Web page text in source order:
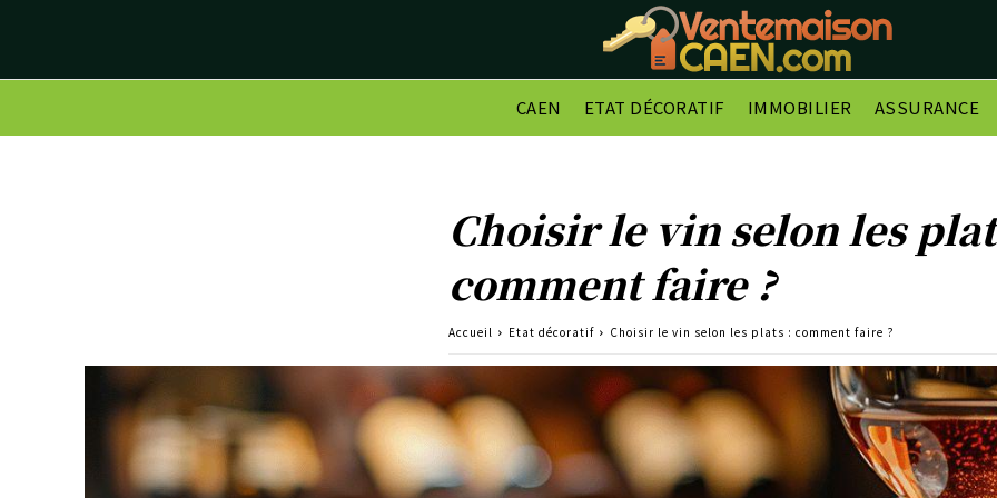
CAEN ETAT DÉCORATIF IMMOBILIER ASSURANCE
Choisir le vin selon les
comment faire ?
Accueil Etat décoratif Choisir le vin selon les plats : comment faire ?